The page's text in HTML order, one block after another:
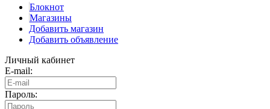
Блокнот
Магазины
Добавить магазин
Добавить объявление
Личный кабинет
E-mail:
Пароль: